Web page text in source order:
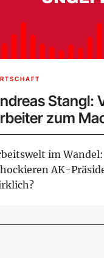
Stangl:
zum
im
AK-